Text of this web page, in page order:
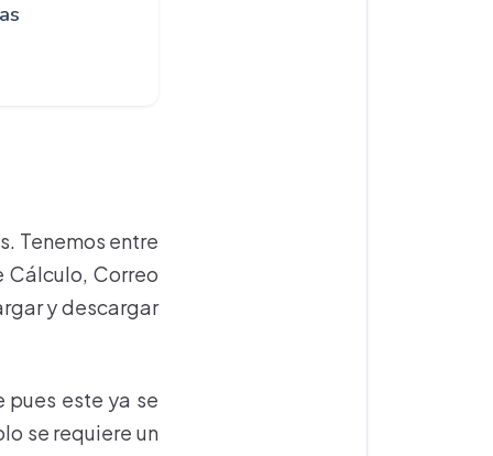
Tenemos entre
Cálculo, Correo
y descargar
pues este ya se
se requiere un